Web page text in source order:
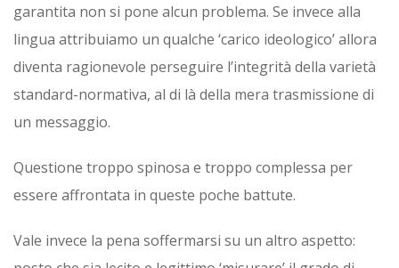
garantita non si pone alcun problema. Se invece alla
lingua attribuiamo un qualche ‘carico ideologico’ allora
diventa ragionevole perseguire l’integrità della varietà
standard-normativa, al di là della mera trasmissione di
un messaggio.
Questione troppo spinosa e troppo complessa per
essere affrontata in queste poche battute.
Vale invece la pena soffermarsi su un altro aspetto: